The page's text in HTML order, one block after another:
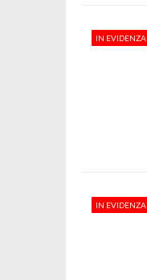
o
IN EVIDENZA
IN EVIDENZA